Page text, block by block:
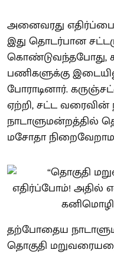
அனைவரது
இது தொடர்பான
கொண்டுவந்தபோது,
பணிகளுக்கு
போராடினார்.
ஏற்றி, சட்ட
நாடாளுமன்றத்தில்
மசோதா
தற்போதைய
தொகுதி